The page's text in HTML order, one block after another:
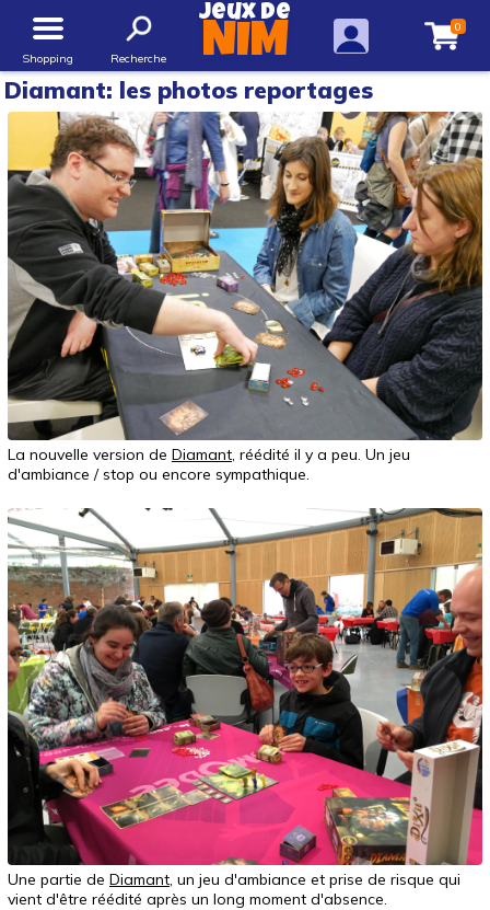
Shopping Recherche
Jeux de
NIM 0
Diamant: les photos reportages
La nouvelle version de Diamant, réédité il y a peu. Un jeu
d'ambiance / stop ou encore sympathique.
Une partie de Diamant , un jeu d'ambiance et prise de risque qui
vient d'être réédité après un long moment d'absence.